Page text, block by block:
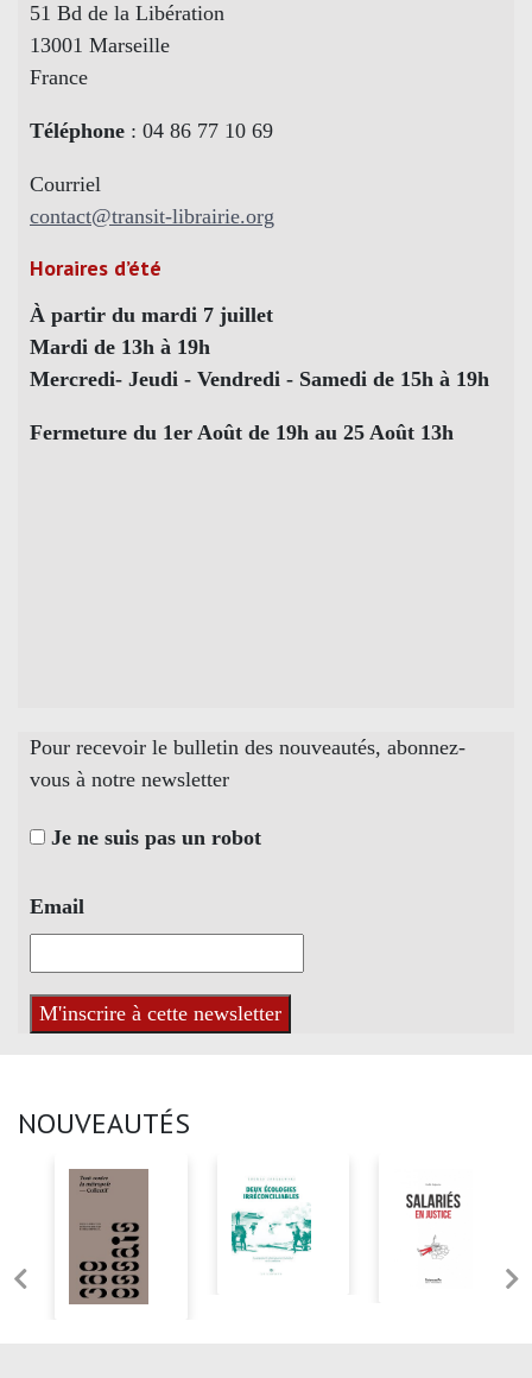
51 Bd de la Libération
13001 Marseille
France
Téléphone : 04 86 77 10 69
Courriel
contact@transit-librairie.org
Horaires d’été
À partir du mardi 7 juillet
Mardi de 13h à 19h
Mercredi- Jeudi - Vendredi - Samedi de 15h à 19h
Fermeture du 1er Août de 19h au 25 Août 13h
Pour recevoir le bulletin des nouveautés, abonnez-
vous à notre newsletter
Je ne suis pas un robot
Email
NOUVEAUTÉS